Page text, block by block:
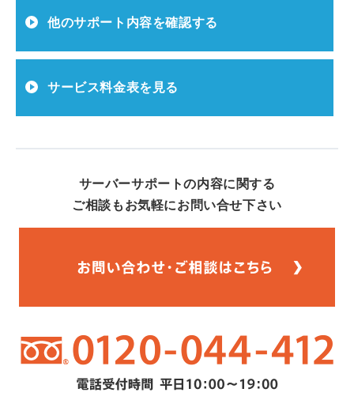
他のサポート内容を確認する
サービス料金表を見る
サーバーサポートの内容に関する
ご相談もお気軽にお問い合せ下さい